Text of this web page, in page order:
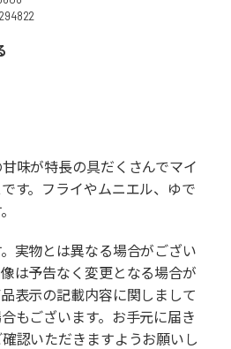
味が特長の具だくさんでマイ
す。フライやムニエル、ゆで
実物とは異なる場合がござい
は予告なく変更となる場合が
表示の記載内容に関しまして
もございます。お手元に届き
認いただきますようお願いし